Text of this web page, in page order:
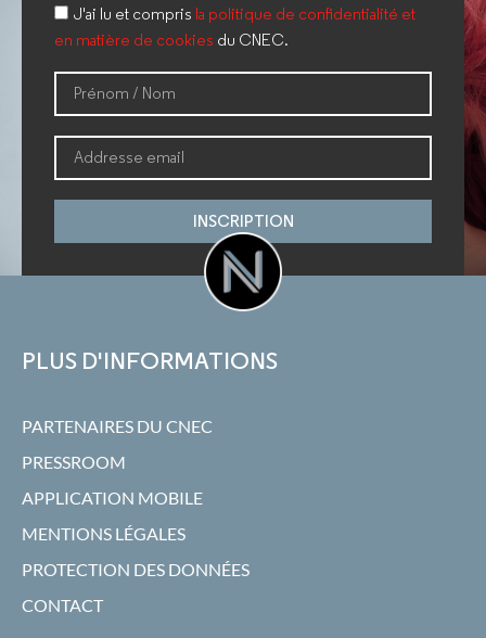
J'ai lu et compris la politique de confidentialité et
en matière de cookies du CNEC.
INSCRIPTION
PLUS D'INFORMATIONS
PARTENAIRES DU CNEC
PRESSROOM
APPLICATION MOBILE
MENTIONS LÉGALES
PROTECTION DES DONNÉES
CONTACT